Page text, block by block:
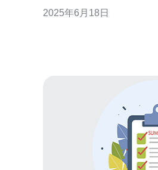
服务器CN2的速度非常快
2025年6月18日